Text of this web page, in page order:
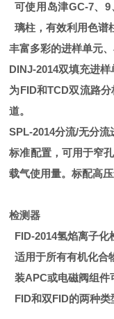
可使用岛津GC-7、
璃柱，有效利用色谱
丰富多彩的进样单元
DINJ-2014双填充进样
为FID和TCD双流路
道。
SPL-2014分流/无分流
标准配置，可用于窄
载气使用量。标配高压
检测器
FID-2014氢焰离子化
适用于所有有机化合
装APC或电磁阀组件
FID和双FID的两种类